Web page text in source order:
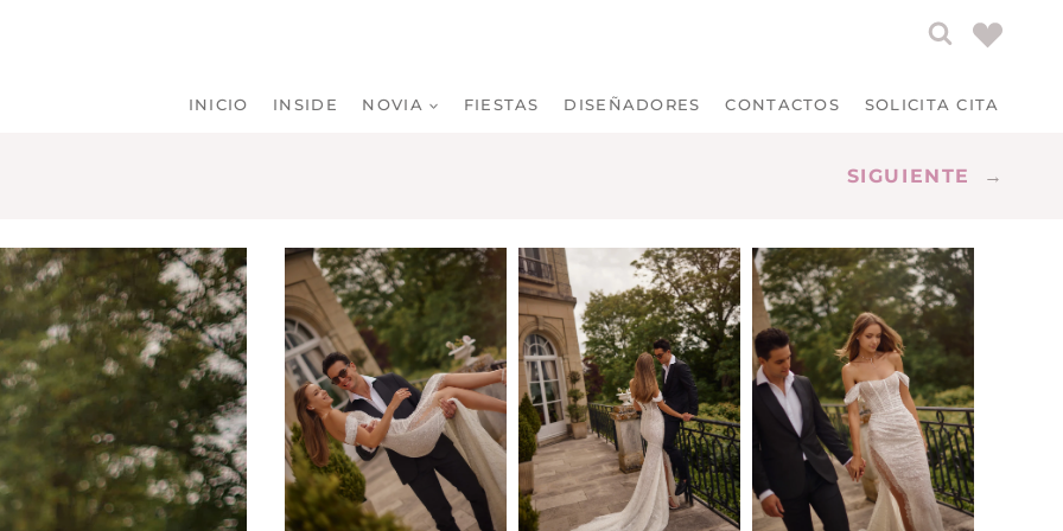
INICIO INSIDE NOVIA FIESTAS DISEÑADORES CONTACTOS SOLICITA CITA
SIGUIENTE →